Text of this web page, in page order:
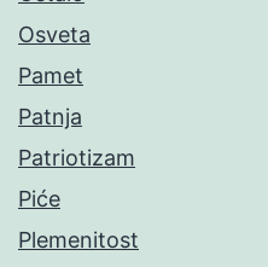
Osveta
Pamet
Patnja
Patriotizam
Piće
Plemenitost